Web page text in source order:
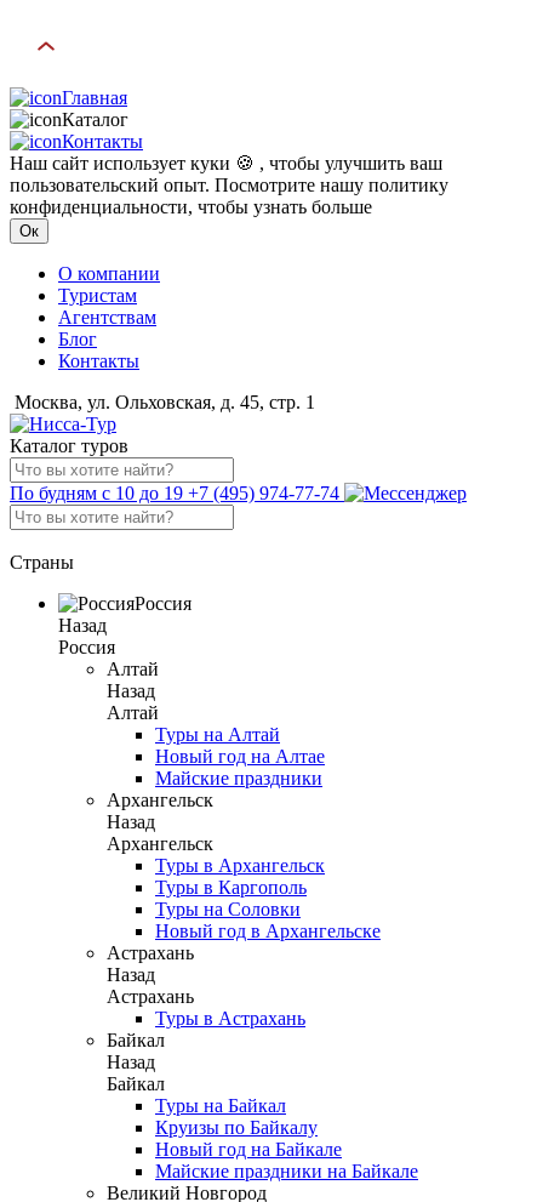
Главная
Каталог
Контакты
Наш сайт использует куки 🍪 , чтобы улучшить ваш
пользовательский опыт. Посмотрите нашу политику
конфиденциальности, чтобы узнать больше
Ок
О компании
Туристам
Агентствам
Блог
Контакты
Москва, ул. Ольховская, д. 45, стр. 1
Каталог туров
По будням с 10 до 19 +7 (495) 974-77-74
Страны
Россия
Назад
Россия
Алтай
Назад
Алтай
Туры на Алтай
Новый год на Алтае
Майские праздники
Архангельск
Назад
Архангельск
Туры в Архангельск
Туры в Каргополь
Туры на Соловки
Новый год в Архангельске
Астрахань
Назад
Астрахань
Туры в Астрахань
Байкал
Назад
Байкал
Туры на Байкал
Круизы по Байкалу
Новый год на Байкале
Майские праздники на Байкале
Великий Новгород